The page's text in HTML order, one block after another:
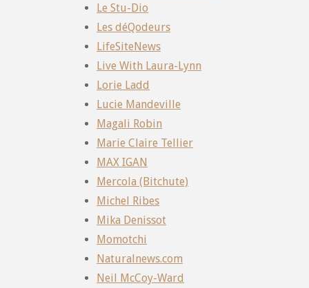
Le Stu-Dio
Les déQodeurs
LifeSiteNews
Live With Laura-Lynn
Lorie Ladd
Lucie Mandeville
Magali Robin
Marie Claire Tellier
MAX IGAN
Mercola (Bitchute)
Michel Ribes
Mika Denissot
Momotchi
Naturalnews.com
Neil McCoy-Ward